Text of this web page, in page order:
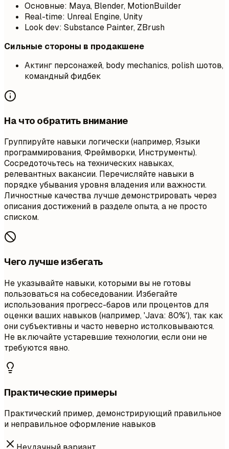
Основные: Maya, Blender, MotionBuilder
Real-time: Unreal Engine, Unity
Look dev: Substance Painter, ZBrush
Сильные стороны в продакшене
Актинг персонажей, body mechanics, polish шотов,
командный фидбек
На что обратить внимание
Группируйте навыки логически (например, Языки
программирования, Фреймворки, Инструменты).
Сосредоточьтесь на технических навыках,
релевантных вакансии. Перечисляйте навыки в
порядке убывания уровня владения или важности.
Личностные качества лучше демонстрировать через
описания достижений в разделе опыта, а не просто
списком.
Чего лучше избегать
Не указывайте навыки, которыми вы не готовы
пользоваться на собеседовании. Избегайте
использования прогресс-баров или процентов для
оценки ваших навыков (например, 'Java: 80%'), так как
они субъективны и часто неверно истолковываются.
Не включайте устаревшие технологии, если они не
требуются явно.
Практические примеры
Практический пример, демонстрирующий правильное
и неправильное оформление навыков